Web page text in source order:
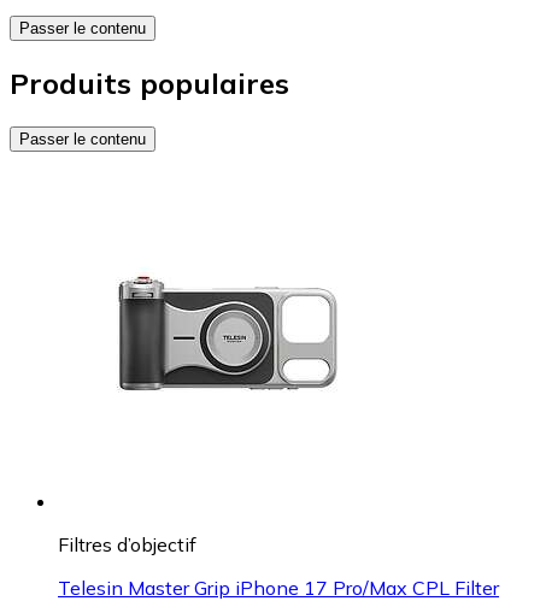
Passer le contenu
Produits populaires
Passer le contenu
Filtres d’objectif
Telesin Master Grip iPhone 17 Pro/Max CPL Filter